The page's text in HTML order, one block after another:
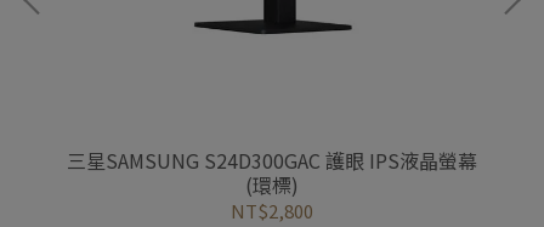
三星SAMSUNG S24D300GAC 護眼 IPS液晶螢幕
(環標)
NT$2,800